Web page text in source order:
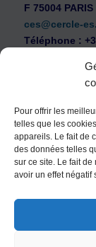
Pour offrir les
telles que les
appareils. Le fait de
des données telles
sur ce site. Le fait
avoir un effet négatif
F 75004 PARIS
ces@cercle-
Téléphone :
WEB Cercle –
Souscription au
Nous contacter
Politique de